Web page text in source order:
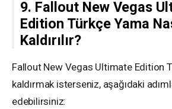
9. Fallout New Vegas
Edition Türkçe Yama
Kaldırılır?
Fallout New Vegas Ultimate Edition
kaldırmak isterseniz, aşağıdaki
edebilirsiniz: